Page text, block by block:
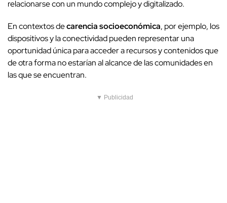
relacionarse con un mundo complejo y digitalizado.
En contextos decarencia socioeconómica, por ejemplo, los
dispositivos y la conectividad pueden representar una
oportunidad única para acceder a recursos y contenidos que
de otra forma no estarían al alcance de las comunidades en
las que se encuentran.
▼ Publicidad